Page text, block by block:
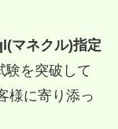
マネクル)指定
験を突破して
様に寄り添っ